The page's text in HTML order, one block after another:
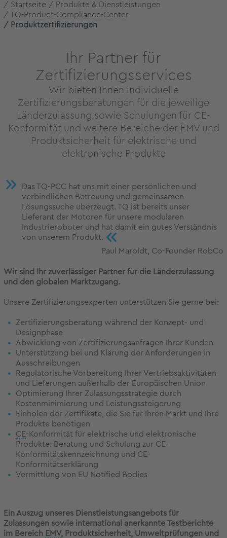
Startseite
Produkte & Dienstleistungen
TQ-Product-Compliance-Center
Produktzertifizierungen
Ihr Partner für
Zertifizierungsservices
Wir bieten Ihnen individuelle
Zertifizierungsberatungen für die jeweilige
Länderzulassung sowie Schulungen für CE-
Konformität und weitere Bereiche der EMV und
Produktsicherheit für elektrische und
elektronische Produkte
Das TQ-PCC hat uns mit einer persönlichen und
verbindlichen Betreuung und gemeinsamen
Lösungssuche überzeugt. TQ ist bereits unser
Lieferant der Motoren für unsere modularen
Industrieroboter und hat damit ein gutes Verständnis
von unserem Produkt. «
Paul Maroldt, Co-Founder RobCo
Wir sind Ihr zuverlässiger Partner für die Länderzulassung
und den globalen Marktzugang.
Unsere Zertifizierungsexperten unterstützen Sie gerne bei:
Zertifizierungsberatung während der Konzept- und
Designphase
Abwicklung von Zertifizierungsanfragen Ihrer Kunden
Unterstützung bei und Klärung der Anforderungen in
Ausschreibungen
Regulatorische Vorbereitung Ihrer Vertriebsaktivitäten
und Lieferungen außerhalb der Europäischen Union
Optimierung Ihrer Zulassungsstrategie durch
Kostenminimierung und Leistungssteigerung
Einholen der Zertifikate, die Sie für Ihren Markt und Ihre
Produkte benötigen
CE-Konformität für elektrische und elektronische
Produkte: Beratung und Schulung zur CE-
Konformitätskennzeichnung und CE-
Konformitätserklärung
Vermittlung von EU Notified Bodies
Ein Auszug unseres Dienstleistungsangebots für
Zulassungen sowie international anerkannte Testberichte
im Bereich EMV, Produktsicherheit, Umweltprüfungen und